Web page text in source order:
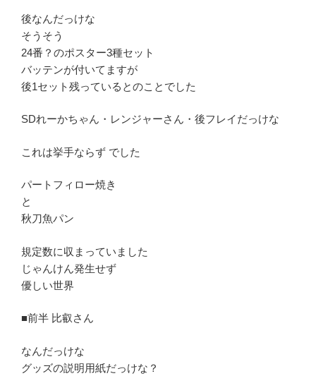
後なんだっけな
そうそう
24番？のポスター3種セット
バッテンが付いてますが
後1セット残っているとのことでした
SDれーかちゃん・レンジャーさん・後フレイだっけな
これは挙手ならず でした
パートフィロー焼き
と
秋刀魚パン
規定数に収まっていました
じゃんけん発生せず
優しい世界
■前半 比叡さん
なんだっけな
グッズの説明用紙だっけな？